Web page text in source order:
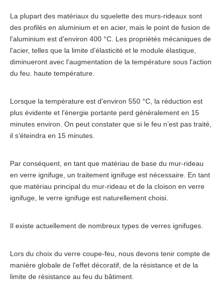
La plupart des matériaux du squelette des murs-rideaux sont
des profilés en aluminium et en acier, mais le point de fusion de
l'aluminium est d'environ 400 °C. Les propriétés mécaniques de
l'acier, telles que la limite d'élasticité et le module élastique,
diminueront avec l'augmentation de la température sous l'action
du feu. haute température.
Lorsque la température est d'environ 550 °C, la réduction est
plus évidente et l'énergie portante perd généralement en 15
minutes environ. On peut constater que si le feu n’est pas traité,
il s’éteindra en 15 minutes.
Par conséquent, en tant que matériau de base du mur-rideau
en verre ignifuge, un traitement ignifuge est nécessaire. En tant
que matériau principal du mur-rideau et de la cloison en verre
ignifuge, le verre ignifuge est naturellement choisi.
Il existe actuellement de nombreux types de verres ignifuges.
Lors du choix du verre coupe-feu, nous devons tenir compte de
manière globale de l'effet décoratif, de la résistance et de la
limite de résistance au feu du bâtiment.